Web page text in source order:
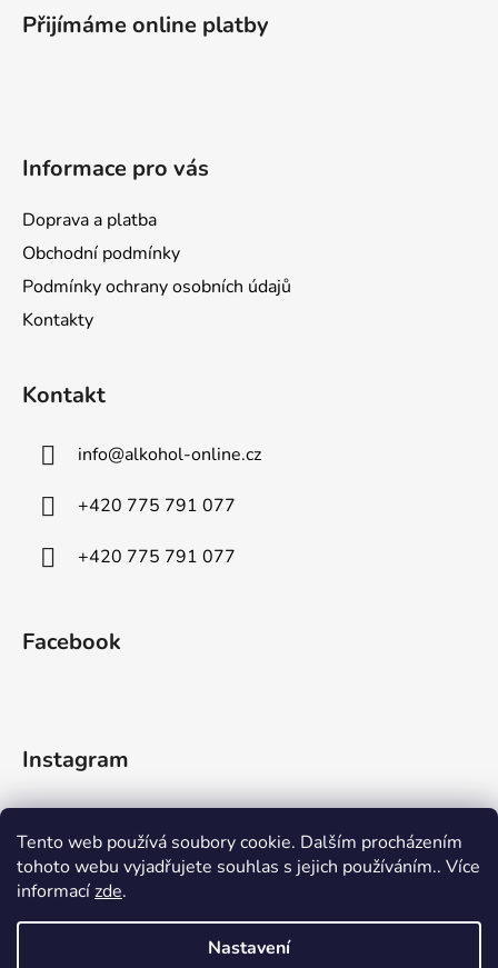
Tento web používá soubory cookie. Dalším procházením
tohoto webu vyjadřujete souhlas s jejich používáním.. Více
informacízde.
Nastavení
Přijímáme online platby
Informace pro vás
Doprava a platba
Obchodní podmínky
Podmínky ochrany osobních údajů
Kontakty
Kontakt
info@alkohol-online.cz
+420 775 791 077
+420 775 791 077
Facebook
Instagram